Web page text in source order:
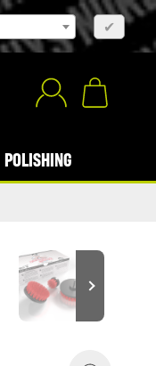
✔
POLISHING